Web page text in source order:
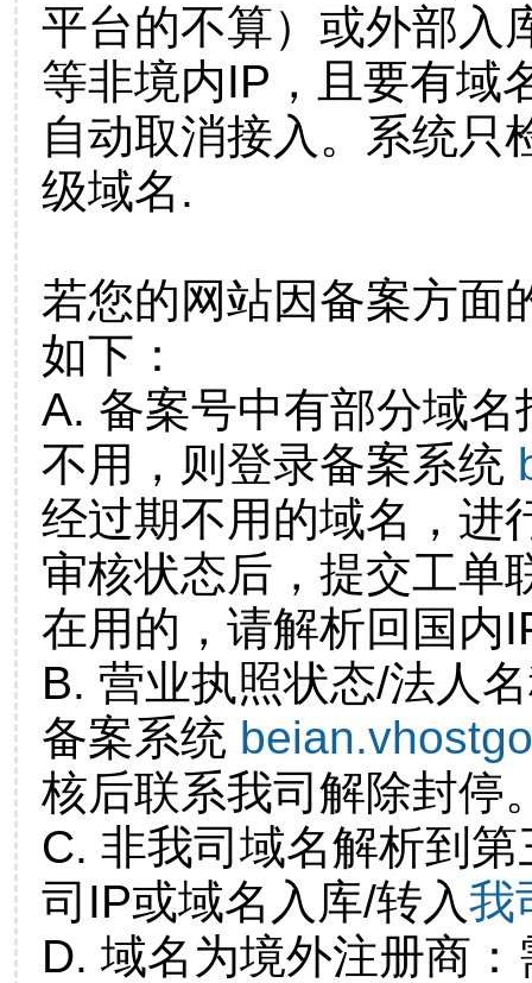
平台的不算）或外部入
等非境内IP，且要有域
自动取消接入。系统只
级域名.
若您的网站因备案方面
如下：
A. 备案号中有部分域
不用，则登录备案系统
经过期不用的域名，进
审核状态后，提交工单
在用的，请解析回国内
B. 营业执照状态/法人
备案系统
核后联系我司解除封停
C. 非我司域名解析到
司IP或域名入库/转入我
D. 域名为境外注册商